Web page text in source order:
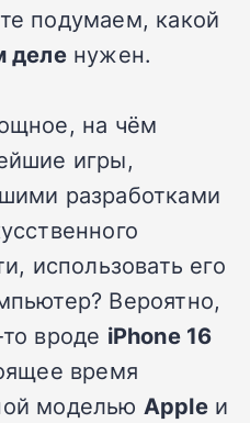
подумаем, какой
деленужен.
на чём
игры,
разработками
использовать его
Вероятно,
вроде iPhone 16
время
моделью Appleи